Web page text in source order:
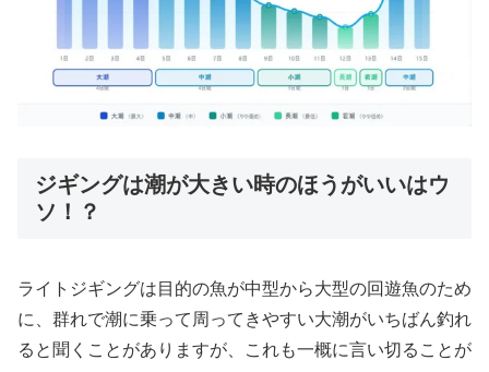
ジギングは潮が大きい時のほうがいいはウ
ソ！？
ライトジギングは目的の魚が中型から大型の回遊魚のため
に、群れで潮に乗って周ってきやすい大潮がいちばん釣れ
ると聞くことがありますが、これも一概に言い切ることが